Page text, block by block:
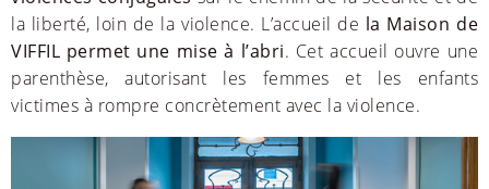
la liberté, loin de la violence. L’accueil de la Maison de
VIFFIL permet une mise à l’abri. Cet accueil ouvre une
parenthèse, autorisant les femmes et les enfants
victimes à rompre concrètement avec la violence.